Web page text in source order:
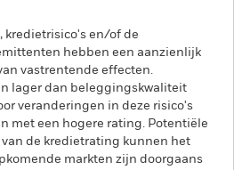
kredietrisico's en/of de
hebben een aanzienlijk
vastrentende effecten.
lager dan beleggingskwaliteit
veranderingen in deze risico's
met een hogere rating. Potentiële
de kredietrating kunnen het
markten zijn doorgaans